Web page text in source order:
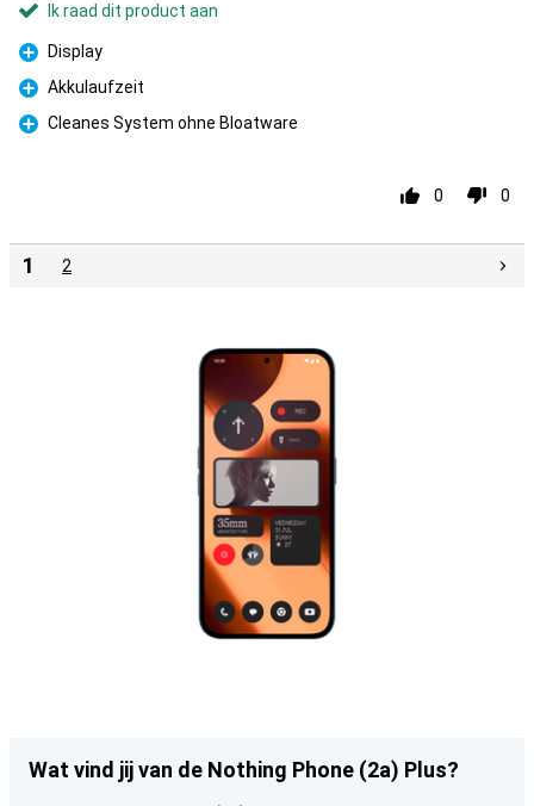
Ik raad dit product aan
Pluspunt
Display
Pluspunt
Akkulaufzeit
Pluspunt
Cleanes System ohne Bloatware
0 0
1 2
Wat vind jij van de Nothing Phone (2a) Plus?